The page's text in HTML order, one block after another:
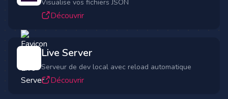
Visualise vos fichiers JSON
Découvrir
Live Server
Serveur de dev local avec reload automatique
Découvrir